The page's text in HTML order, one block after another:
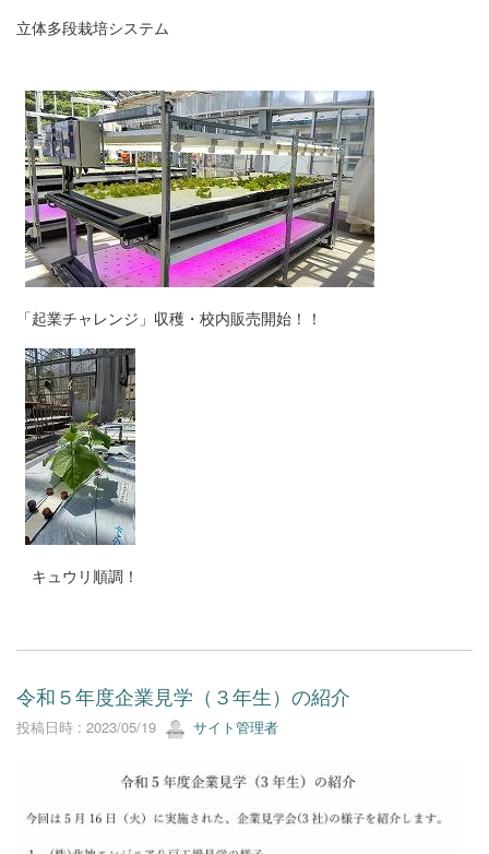
立体多段栽培システム
「起業チャレンジ」収穫・校内販売開始！！
キュウリ順調！
令和５年度企業見学（３年生）の紹介
投稿日時 : 2023/05/19 サイト管理者